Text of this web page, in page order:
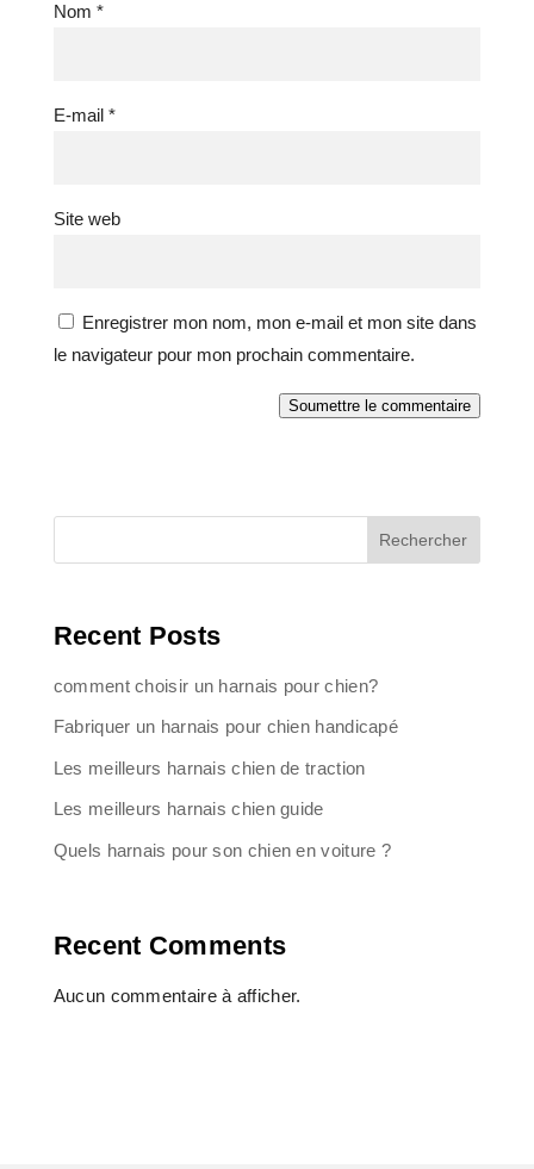
Nom *
E-mail *
Site web
Enregistrer mon nom, mon e-mail et mon site dans
le navigateur pour mon prochain commentaire.
Soumettre le commentaire
Rechercher
Recent Posts
comment choisir un harnais pour chien?
Fabriquer un harnais pour chien handicapé
Les meilleurs harnais chien de traction
Les meilleurs harnais chien guide
Quels harnais pour son chien en voiture ?
Recent Comments
Aucun commentaire à afficher.